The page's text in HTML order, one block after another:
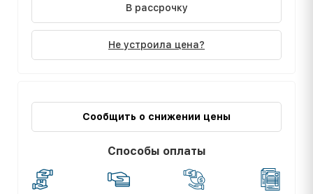
В рассрочку
Не устроила цена?
Сообщить о снижении цены
Способы оплаты